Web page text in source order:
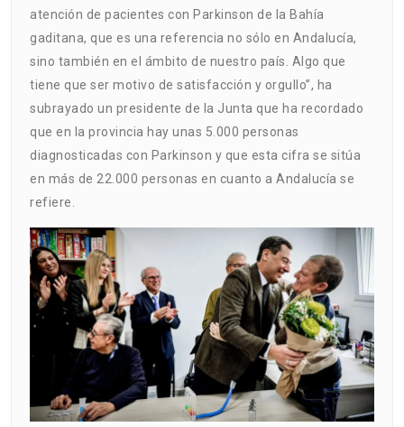
atención de pacientes con Parkinson de la Bahía
gaditana, que es una referencia no sólo en Andalucía,
sino también en el ámbito de nuestro país. Algo que
tiene que ser motivo de satisfacción y orgullo”, ha
subrayado un presidente de la Junta que ha recordado
que en la provincia hay unas 5.000 personas
diagnosticadas con Parkinson y que esta cifra se sitúa
en más de 22.000 personas en cuanto a Andalucía se
refiere.